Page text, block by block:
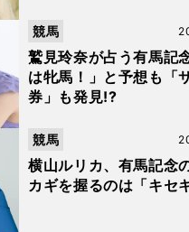
鷲見玲奈が占う有馬記
は牝馬！」と予想も「
券」も発見!?
競馬
横山ルリカ、有馬記念
カギを握るのは「キセ
競馬